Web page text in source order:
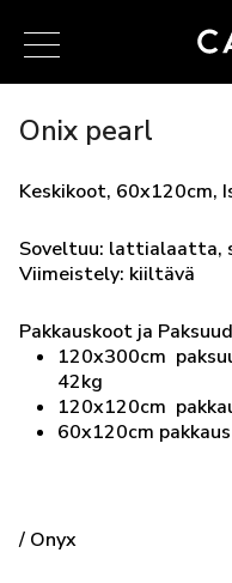
Onix pearl
Keskikoot, 60x120cm,
Soveltuu: lattialaatta,
Viimeistely: kiiltävä
Pakkauskoot ja
120x300cm
42kg
120x120cm
60x120cm
/ Onyx